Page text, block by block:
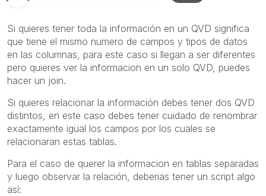
Si quieres tener toda la información en un QVD significa
que tiene el mismo numero de campos y tipos de datos
en las columnas, para este caso si llegan a ser diferentes
pero quieres ver la informacion en un solo QVD, puedes
hacer un join.
Si quieres relacionar la información debes tener dos QVD
distintos, en este caso debes tener cuidado de renombrar
exactamente igual los campos por los cuales se
relacionaran estas tablas.
Para el caso de querer la informacion en tablas separadas
y luego observar la relación, deberias tener un script algo
así: